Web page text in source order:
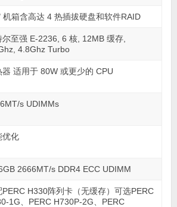
机箱含高达 4 热插拔硬盘和软件RAID
尔至强 E-2236, 6 核, 12MB 缓存,
4.8Ghz Turbo
器 适用于 80W 或更少的 CPU
s UDIMMs
优化
2666MT/s DDR4 ECC UDIMM
PERC H330阵列卡（无缓存）可选PERC
1G、PERC Η730P-2G、PERC